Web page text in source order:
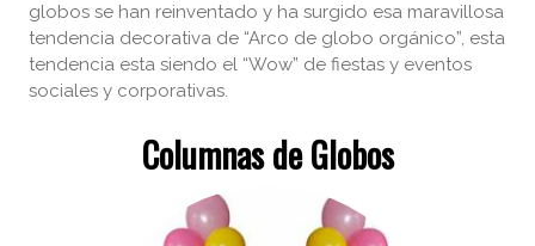
globos se han reinventado y ha surgido esa maravillosa
tendencia decorativa de “Arco de globo orgánico”, esta
tendencia esta siendo el “Wow” de fiestas y eventos
sociales y corporativas.
Columnas de Globos